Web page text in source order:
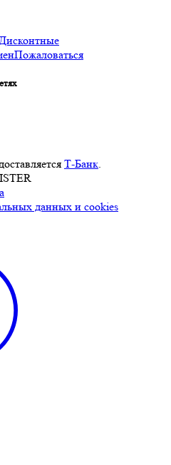
Дисконтные
Пожаловаться
Т-Банк.
данных и cookies